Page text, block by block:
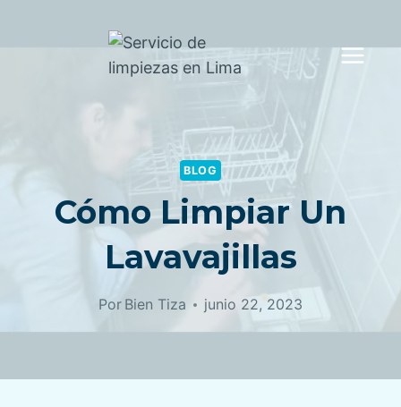
BLOG
Cómo Limpiar Un
Lavavajillas
Por Bien Tiza junio 22, 2023